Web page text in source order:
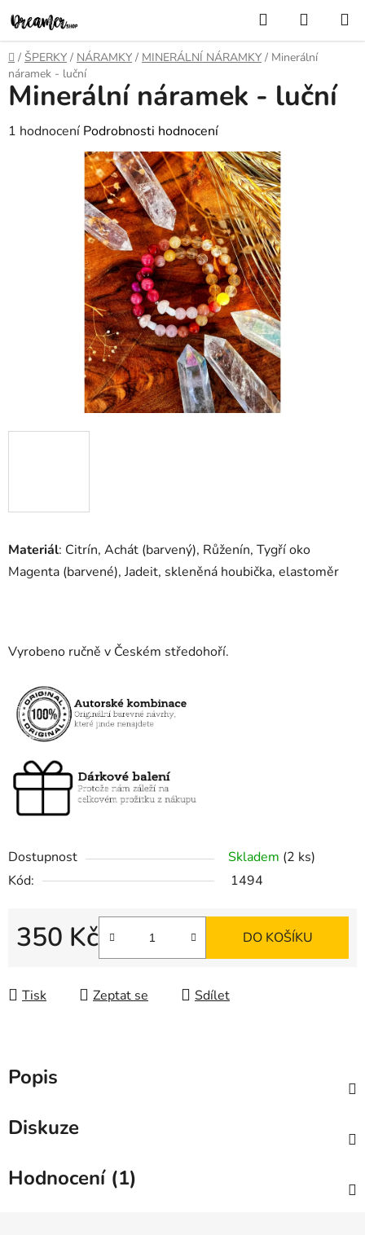
na
obsah
Hledat
KOŠÍK
Domů
/ ŠPERKY / NÁRAMKY / MINERÁLNÍ NÁRAMKY / Minerální
náramek - luční
Materiál: Citrín, Achát (barvený), Růženín, Tygří oko
Magenta (barvené), Jadeit, skleněná houbička, elastoměr
Vyrobeno ručně v Českém středohoří.
Dostupnost Skladem (2 ks)
Kód:
1494
350 Kč DO KOŠÍKU
Tisk Zeptat se Sdílet
Minerální náramek - luční
Průměrné
1 hodnocení Podrobnosti hodnocení
Popis
Diskuze
Hodnocení (1)